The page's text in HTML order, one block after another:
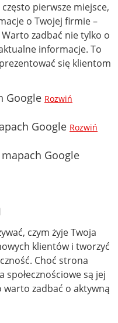
pierwsze miejsce,
o Twojej firmie –
Warto zadbać nie tylko o
informacje. To
się klientom
Google Rozwiń
Google Rozwiń
Google
czym żyje Twoja
klientów i tworzyć
Choć strona
są jej
zadbać o aktywną